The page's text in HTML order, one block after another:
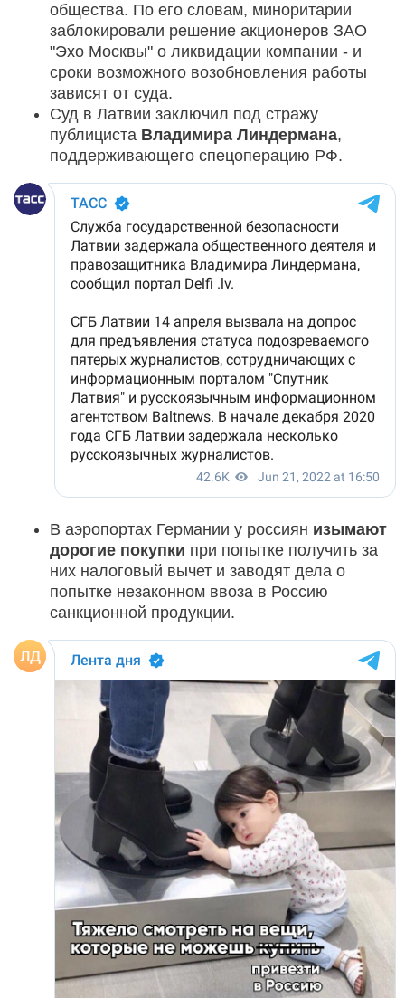
общества. По его словам, миноритарии
заблокировали решение акционеров ЗАО
"Эхо Москвы" о ликвидации компании - и
сроки возможного возобновления работы
зависят от суда.
Суд в Латвии заключил под стражу
публициста Владимира Линдермана,
поддерживающего спецоперацию РФ.
В аэропортах Германии у россиян изымают
дорогие покупки при попытке получить за
них налоговый вычет и заводят дела о
попытке незаконном ввоза в Россию
санкционной продукции.